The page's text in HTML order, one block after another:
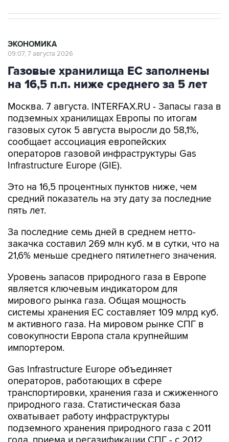
ЭКОНОМИКА
09:07, 7 августа 2026
Газовые хранилища ЕС заполнены
на 16,5 п.п. ниже среднего за 5 лет
Москва. 7 августа. INTERFAX.RU - Запасы газа в
подземных хранилищах Европы по итогам
газовых суток 5 августа выросли до 58,1%,
сообщает ассоциация европейских
операторов газовой инфраструктуры Gas
Infrastructure Europe (GIE).
Это на 16,5 процентных пунктов ниже, чем
средний показатель на эту дату за последние
пять лет.
За последние семь дней в среднем нетто-
закачка составил 269 млн куб. м в сутки, что на
21,6% меньше среднего пятилетнего значения.
Уровень запасов природного газа в Европе
является ключевым индикатором для
мирового рынка газа. Общая мощность
системы хранения ЕС составляет 109 млрд куб.
м активного газа. На мировом рынке СПГ в
совокупности Европа стала крупнейшим
импортером.
Gas Infrastructure Europe объединяет
операторов, работающих в сфере
транспортировки, хранения газа и сжиженного
природного газа. Статистическая база
охватывает работу инфраструктуры
подземного хранения природного газа с 2011